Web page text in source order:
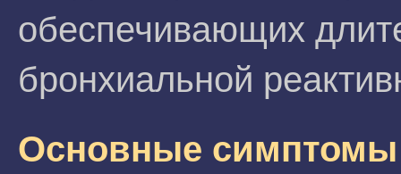
обеспечивающих
бронхиальной
Основные